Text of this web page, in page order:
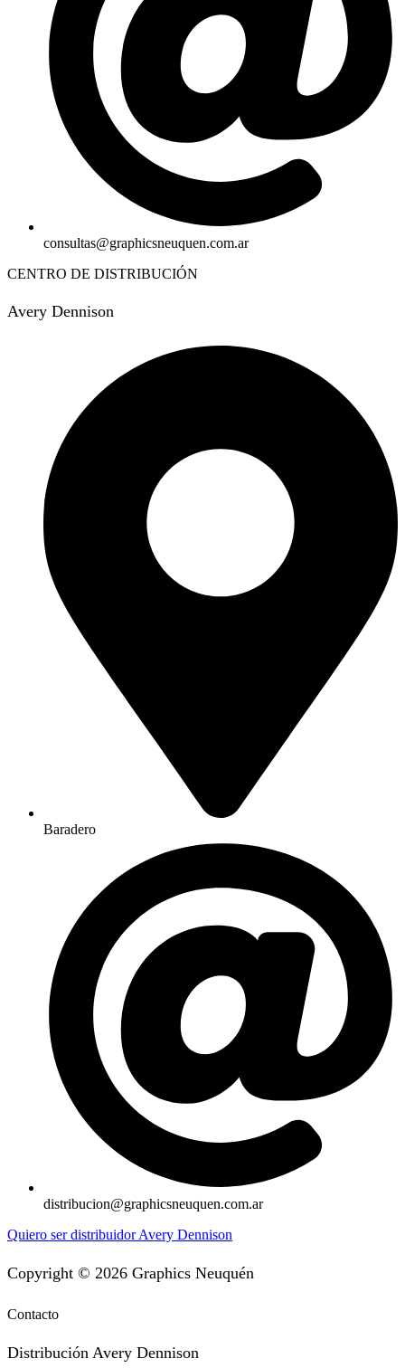
consultas@graphicsneuquen.com.ar
CENTRO DE DISTRIBUCIÓN
Avery Dennison
Baradero
distribucion@graphicsneuquen.com.ar
Quiero ser distribuidor Avery Dennison
Copyright © 2026 Graphics Neuquén
Contacto
Distribución Avery Dennison